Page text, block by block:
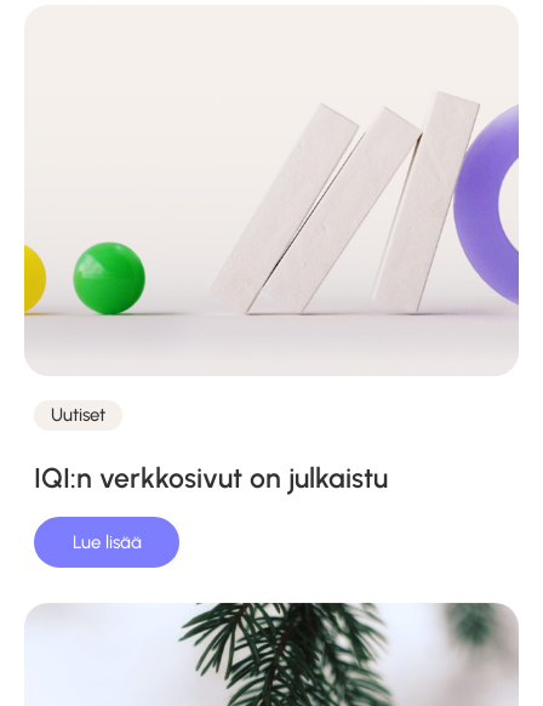
Uutiset
IQI:n verkkosivut on julkaistu
Lue lisää